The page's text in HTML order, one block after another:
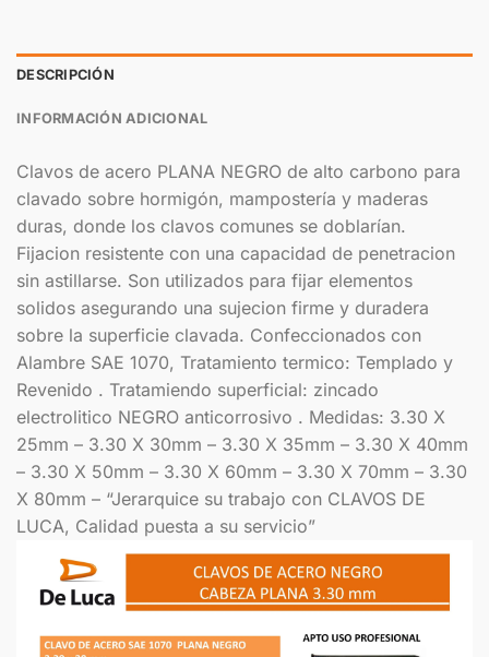
DESCRIPCIÓN
INFORMACIÓN ADICIONAL
Clavos de acero PLANA NEGRO de alto carbono para
clavado sobre hormigón, mampostería y maderas
duras, donde los clavos comunes se doblarían.
Fijacion resistente con una capacidad de penetracion
sin astillarse. Son utilizados para fijar elementos
solidos asegurando una sujecion firme y duradera
sobre la superficie clavada. Confeccionados con
Alambre SAE 1070, Tratamiento termico: Templado y
Revenido . Tratamiendo superficial: zincado
electrolitico NEGRO anticorrosivo . Medidas: 3.30 X
25mm – 3.30 X 30mm – 3.30 X 35mm – 3.30 X 40mm
– 3.30 X 50mm – 3.30 X 60mm – 3.30 X 70mm – 3.30
X 80mm – “Jerarquice su trabajo con CLAVOS DE
LUCA, Calidad puesta a su servicio”